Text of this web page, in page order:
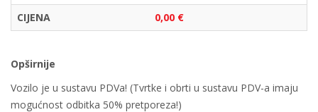
CIJENA
0,00 €
Opširnije
Vozilo je u sustavu PDVa! (Tvrtke i obrti u sustavu PDV-a imaju
mogućnost odbitka 50% pretporeza!)